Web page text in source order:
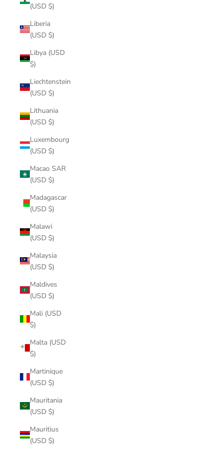
(USD $)
Liberia
(USD $)
Libya (USD
$)
Liechtenstein
(USD $)
Lithuania
(USD $)
Luxembourg
(USD $)
Macao SAR
(USD $)
Madagascar
(USD $)
Malawi
(USD $)
Malaysia
(USD $)
Maldives
(USD $)
Mali (USD
$)
Malta (USD
$)
Martinique
(USD $)
Mauritania
(USD $)
Mauritius
(USD $)